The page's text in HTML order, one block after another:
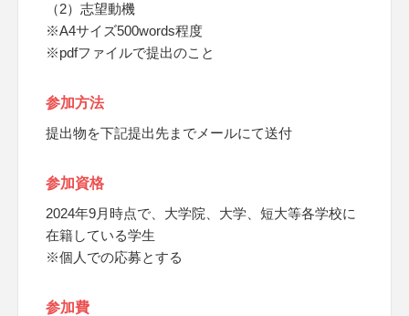
（2）志望動機
※A4サイズ500words程度
※pdfファイルで提出のこと
参加方法
提出物を下記提出先までメールにて送付
参加資格
2024年9月時点で、大学院、大学、短大等各学校に
在籍している学生
※個人での応募とする
参加費